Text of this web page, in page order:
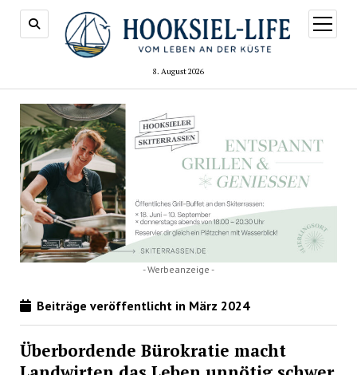
8. August 2026
Menü
öffnen
- Werbeanzeige -
Beiträge veröffentlicht in März 2024
Überbordende Bürokratie macht